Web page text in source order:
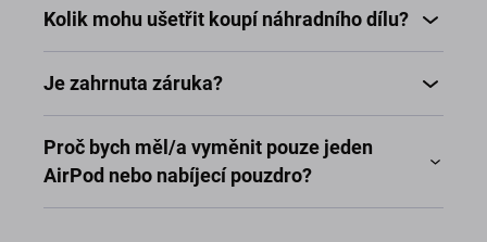
Kolik mohu ušetřit koupí náhradního dílu?
Je zahrnuta záruka?
Proč bych měl/a vyměnit pouze jeden
AirPod nebo nabíjecí pouzdro?